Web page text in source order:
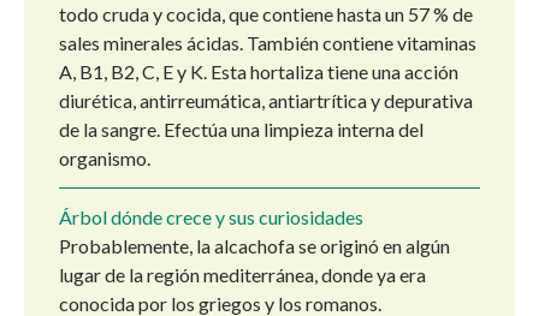
todo cruda y cocida, que contiene hasta un 57 % de
sales minerales ácidas. También contiene vitaminas
A, B1, B2, C, E y K. Esta hortaliza tiene una acción
diurética, antirreumática, antiartrítica y depurativa
de la sangre. Efectúa una limpieza interna del
organismo.
Árbol dónde crece y sus curiosidades
Probablemente, la alcachofa se originó en algún
lugar de la región mediterránea, donde ya era
conocida por los griegos y los romanos.